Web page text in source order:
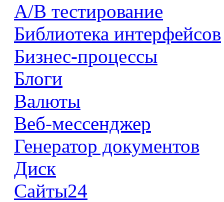
А/В тестирование
Библиотека интерфейсов
Бизнес-процессы
Блоги
Валюты
Веб-мессенджер
Генератор документов
Диск
Сайты24